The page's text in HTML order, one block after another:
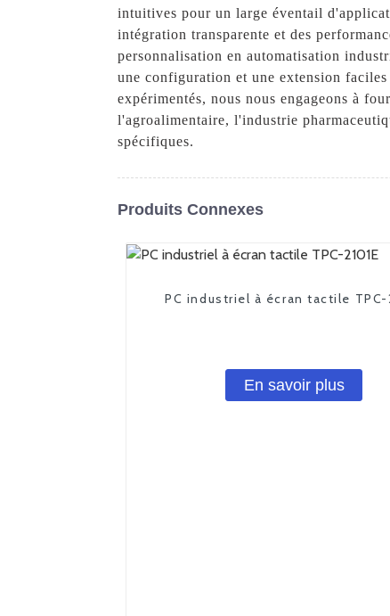
intuitives pour un large éventail
intégration transparente et des
personnalisation en automatisation
une configuration et une extension
expérimentés, nous nous engageons à
l'agroalimentaire, l'industrie
spécifiques.
Produits Connexes
PC industriel à écran tactile TPC-
En savoir plus